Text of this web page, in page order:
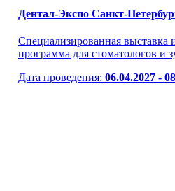
Дентал-Экспо Санкт-
Специализированная выставка
программа для стоматологов и
Дата проведения: 06.04.2027 -